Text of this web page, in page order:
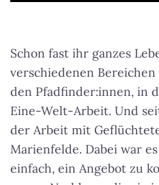
Schon fast ihr ganzes
verschiedenen
den Pfadfinder:innen, in
Eine-Welt-Arbeit. Und
der Arbeit mit
Marienfelde. Dabei war
einfach, ein Angebot zu